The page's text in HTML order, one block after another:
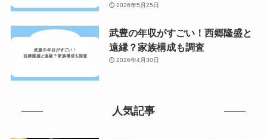
2026年5月25日
武豊の年収がすごい！西郷隆盛と
遠縁？家族構成も調査
2026年4月30日
人気記事